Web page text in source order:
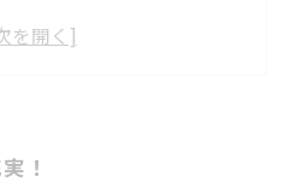
おすすめの支援プログラ
！